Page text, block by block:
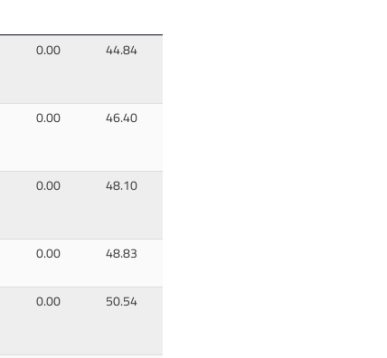
0.00 44.84
0.00 46.40
0.00 48.10
0.00 48.83
0.00 50.54